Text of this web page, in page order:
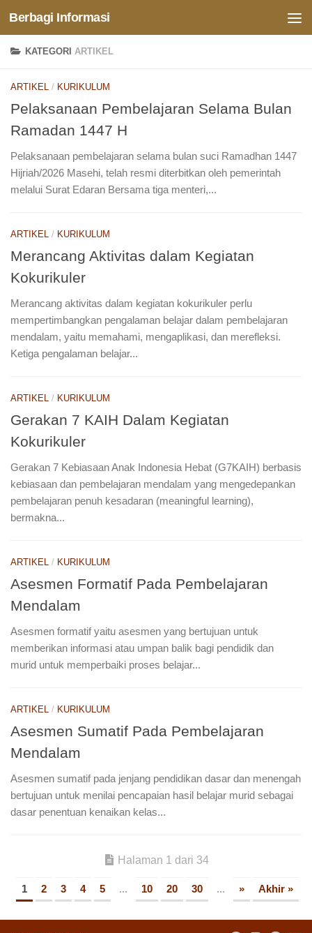
Skip to content
Berbagi Informasi
KATEGORIARTIKEL
ARTIKEL / KURIKULUM
Pelaksanaan Pembelajaran Selama Bulan
Ramadan 1447 H
Pelaksanaan pembelajaran selama bulan suci Ramadhan 1447
Hijriah/2026 Masehi, telah resmi diterbitkan oleh pemerintah
melalui Surat Edaran Bersama tiga menteri,...
ARTIKEL / KURIKULUM
Merancang Aktivitas dalam Kegiatan
Kokurikuler
Merancang aktivitas dalam kegiatan kokurikuler perlu
mempertimbangkan pengalaman belajar dalam pembelajaran
mendalam, yaitu memahami, mengaplikasi, dan merefleksi.
Ketiga pengalaman belajar...
ARTIKEL / KURIKULUM
Gerakan 7 KAIH Dalam Kegiatan
Kokurikuler
Gerakan 7 Kebiasaan Anak Indonesia Hebat (G7KAIH) berbasis
kebiasaan dan pembelajaran mendalam yang mengedepankan
pembelajaran penuh kesadaran (meaningful learning),
bermakna...
ARTIKEL / KURIKULUM
Asesmen Formatif Pada Pembelajaran
Mendalam
Asesmen formatif yaitu asesmen yang bertujuan untuk
memberikan informasi atau umpan balik bagi pendidik dan
murid untuk memperbaiki proses belajar...
ARTIKEL / KURIKULUM
Asesmen Sumatif Pada Pembelajaran
Mendalam
Asesmen sumatif pada jenjang pendidikan dasar dan menengah
bertujuan untuk menilai pencapaian hasil belajar murid sebagai
dasar penentuan kenaikan kelas...
Halaman 1 dari 34
1 2 3 4 5 ... 10 20 30 ... » Akhir »